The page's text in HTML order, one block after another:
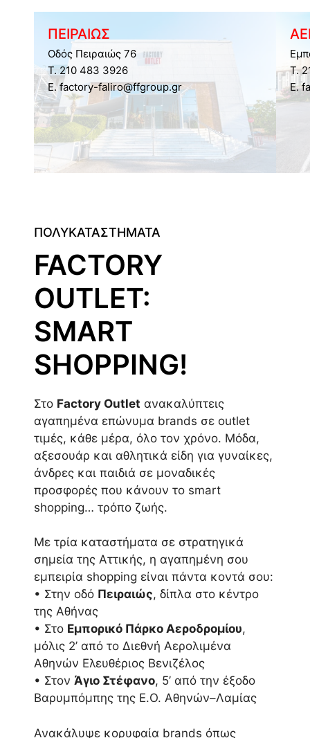
ΠΟΛΥΚΑΤΑΣΤΗΜΑΤΑ
FACTORY
OUTLET:
SMART
SHOPPING!
Στο Factory Outlet ανακαλύπτεις
αγαπημένα επώνυμα brands σε outlet
τιμές, κάθε μέρα, όλο τον χρόνο. Μόδα,
αξεσουάρ και αθλητικά είδη για γυναίκες,
άνδρες και παιδιά σε μοναδικές
προσφορές που κάνουν το smart
shopping… τρόπο ζωής.
Με τρία καταστήματα σε στρατηγικά
σημεία της Αττικής, η αγαπημένη σου
εμπειρία shopping είναι πάντα κοντά σου:
• Στην οδό Πειραιώς, δίπλα στο κέντρο
της Αθήνας
• Στο Εμπορικό Πάρκο Αεροδρομίου,
μόλις 2’ από το Διεθνή Αερολιμένα
Αθηνών Ελευθέριος Βενιζέλος
• Στον Άγιο Στέφανο, 5’ από την έξοδο
Βαρυμπόμπης της Ε.Ο. Αθηνών–Λαμίας
Ανακάλυψε κορυφαία brands όπως
ΠΕΙΡΑΙΩΣ
Οδός Πειραιώς 76
Τ. 210 483 3926
E. factory-faliro@ffgroup.gr
Τ.
E.